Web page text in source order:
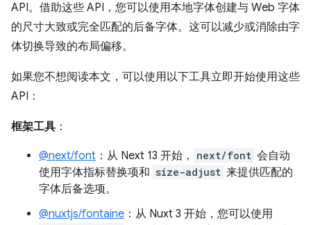
API。借助这些 API，您可以使用本地字体创建与 Web 字体
的尺寸大致或完全匹配的后备字体。这可以减少或消除由字
体切换导致的布局偏移。
如果您不想阅读本文，可以使用以下工具立即开始使用这些
API：
框架工具 ：
@next/font ：从 Next 13 开始， next/font 会自动
使用字体指标替换项和 size-adjust 来提供匹配的
字体后备选项。
@nuxtjs/fontaine ：从 Nuxt 3 开始，您可以使用